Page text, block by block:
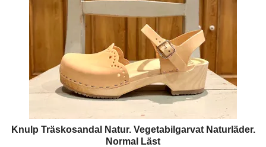
Knulp Träskosandal Natur. Vegetabilgarvat Naturläder.
Normal Läst